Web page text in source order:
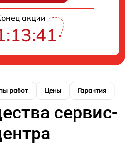
акции
работ Цены Гарантия
сервис-